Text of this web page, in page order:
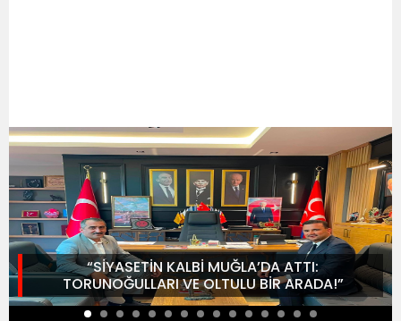
“SİYASETİN KALBİ MUĞLA’DA ATTI:
TORUNOĞULLARI VE OLTULU BİR ARADA!”